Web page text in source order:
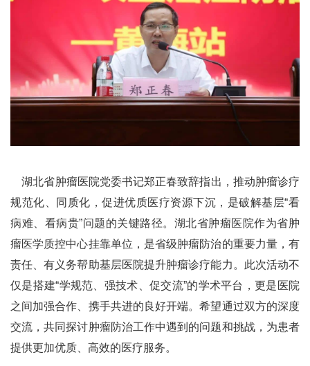
湖北省肿瘤医院党委书记郑正春致辞指出，推动肿瘤诊疗
规范化、同质化，促进优质医疗资源下沉，是破解基层“看
病难、看病贵”问题的关键路径。湖北省肿瘤医院作为省肿
瘤医学质控中心挂靠单位，是省级肿瘤防治的重要力量，有
责任、有义务帮助基层医院提升肿瘤诊疗能力。此次活动不
仅是搭建“学规范、强技术、促交流”的学术平台，更是医院
之间加强合作、携手共进的良好开端。希望通过双方的深度
交流，共同探讨肿瘤防治工作中遇到的问题和挑战，为患者
提供更加优质、高效的医疗服务。